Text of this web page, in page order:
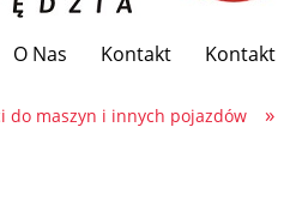
O Nas Kontakt Kontakt
do maszyn i innych pojazdów »